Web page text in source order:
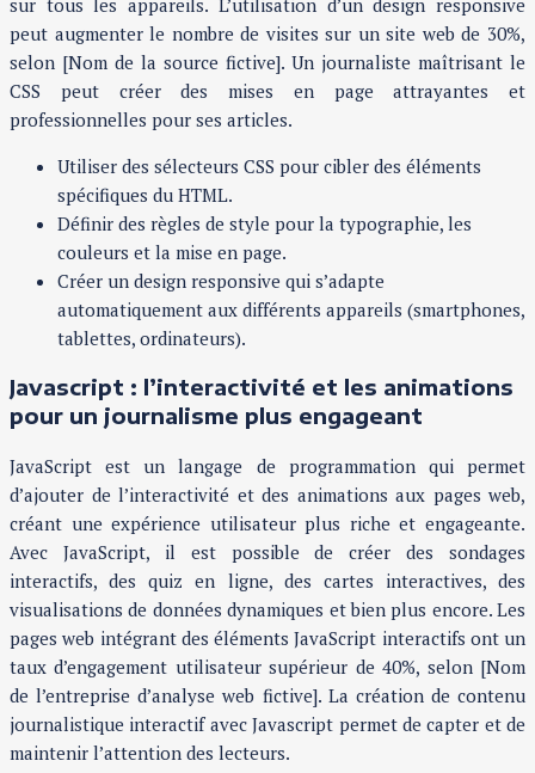
peut augmenter le nombre de visites sur un site web de 30%,
selon [Nom de la source fictive]. Un journaliste maîtrisant le
CSS peut créer des mises en page attrayantes et
professionnelles pour ses articles.
Utiliser des sélecteurs CSS pour cibler des éléments
spécifiques du HTML.
Définir des règles de style pour la typographie, les
couleurs et la mise en page.
Créer un design responsive qui s’adapte
automatiquement aux différents appareils (smartphones,
tablettes, ordinateurs).
Javascript : l’interactivité et les animations
pour un journalisme plus engageant
JavaScript est un langage de programmation qui permet
d’ajouter de l’interactivité et des animations aux pages web,
créant une expérience utilisateur plus riche et engageante.
Avec JavaScript, il est possible de créer des sondages
interactifs, des quiz en ligne, des cartes interactives, des
visualisations de données dynamiques et bien plus encore. Les
pages web intégrant des éléments JavaScript interactifs ont un
taux d’engagement utilisateur supérieur de 40%, selon [Nom
de l’entreprise d’analyse web fictive]. La création de contenu
journalistique interactif avec Javascript permet de capter et de
maintenir l’attention des lecteurs.